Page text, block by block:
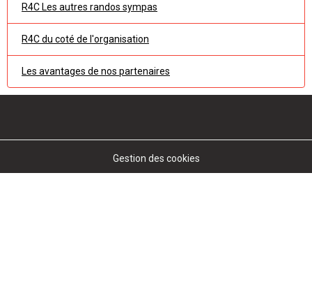
R4C Les autres randos sympas
R4C du coté de l'organisation
Les avantages de nos partenaires
Gestion des cookies